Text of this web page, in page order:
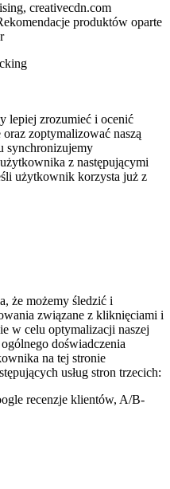
creativecdn.com
produktów oparte
lepiej zrozumieć i ocenić
zoptymalizować naszą
synchronizujemy
z następującymi
użytkownik korzysta już z
że możemy śledzić i
związane z kliknięciami i
w celu optymalizacji naszej
doświadczenia
na tej stronie
usług stron trzecich:
recenzje klientów, A/B-